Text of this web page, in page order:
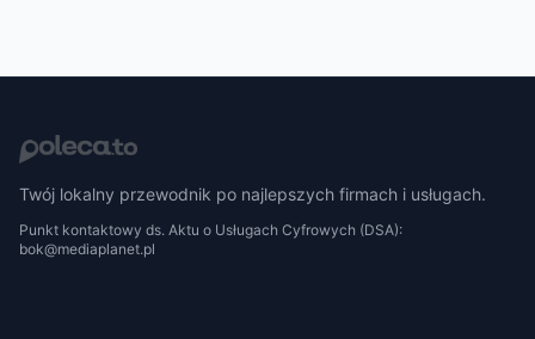
Twój lokalny przewodnik po najlepszych firmach i usługach.
Punkt kontaktowy ds. Aktu o Usługach Cyfrowych (DSA):
bok@mediaplanet.pl